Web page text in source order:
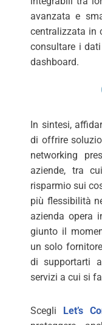
avanzata e
centralizzata in
consultare i
dashboard.
In sintesi,
di offrire
networking
aziende, tra
risparmio sui
più flessibilità
azienda opera
giunto il
un solo
di supportarti
servizi a cui si
Scegli Let’s